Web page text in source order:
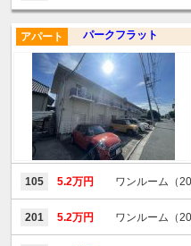
パークフラット
アパート
105 5.2万円 ワンルーム（
201 5.2万円 ワンルーム（